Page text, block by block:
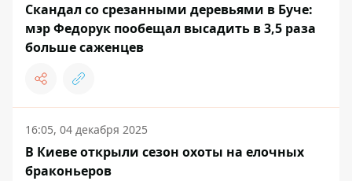
Скандал со срезанными деревьями в Буче:
мэр Федорук пообещал высадить в 3,5 раза
больше саженцев
16:05, 04 декабря 2025
В Киеве открыли сезон охоты на елочных
браконьеров